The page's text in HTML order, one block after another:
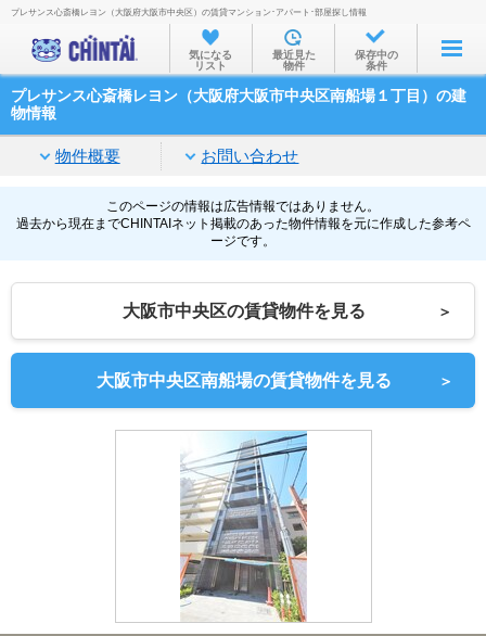
お部屋を探す
沿線・駅から
家賃相場から
物件特集から
TOP
プレサンス心斎橋レヨン（大阪府大阪市中央区）の賃貸マンション･アパート･部屋探し情報
気になる
リスト
最近見た
物件
保存中の
条件
プレサンス心斎橋レヨン（大阪府大阪市中央区南船場１丁目）の建
物情報
物件概要 お問い合わせ
このページの情報は広告情報ではありません。
過去から現在までCHINTAIネット掲載のあった物件情報を元に作成した参考ペ
ージです。
大阪市中央区の賃貸物件を見る ＞
大阪市中央区南船場の賃貸物件を見る ＞